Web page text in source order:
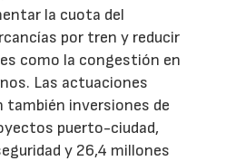
la cuota del
por tren y reducir
como la congestión en
Las actuaciones
también inversiones de
puerto-ciudad,
y 26,4 millones